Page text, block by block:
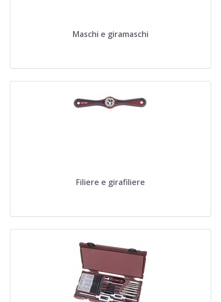
Maschi e giramaschi
Filiere e girafiliere